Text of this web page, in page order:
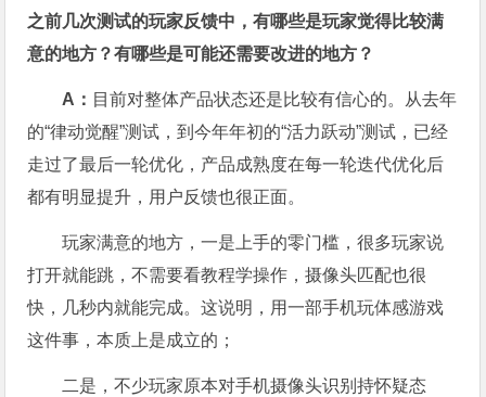
之前几次测试的玩家反馈中，有哪些是玩家觉得比较满
意的地方？有哪些是可能还需要改进的地方？
A： 目前对整体产品状态还是比较有信心的。从去年
的“律动觉醒”测试，到今年年初的“活力跃动”测试，已经
走过了最后一轮优化，产品成熟度在每一轮迭代优化后
都有明显提升，用户反馈也很正面。
玩家满意的地方，一是上手的零门槛，很多玩家说
打开就能跳，不需要看教程学操作，摄像头匹配也很
快，几秒内就能完成。这说明，用一部手机玩体感游戏
这件事，本质上是成立的；
二是，不少玩家原本对手机摄像头识别持怀疑态